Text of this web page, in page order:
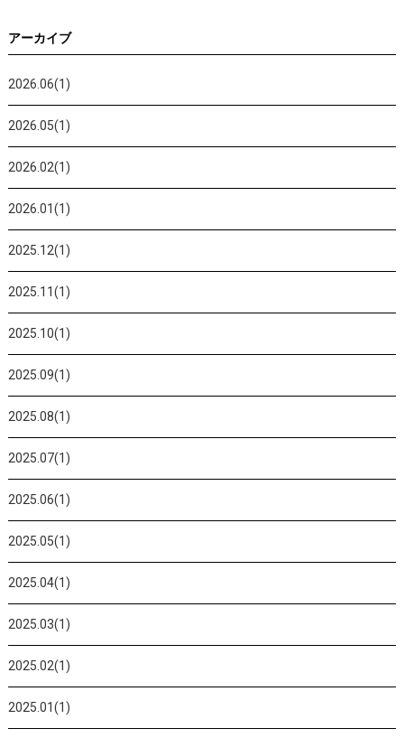
アーカイブ
2026.06(1)
2026.05(1)
2026.02(1)
2026.01(1)
2025.12(1)
2025.11(1)
2025.10(1)
2025.09(1)
2025.08(1)
2025.07(1)
2025.06(1)
2025.05(1)
2025.04(1)
2025.03(1)
2025.02(1)
2025.01(1)